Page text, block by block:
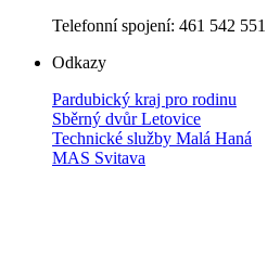
Telefonní spojení: 461 542 551
Odkazy
Pardubický kraj pro rodinu
Sběrný dvůr Letovice
Technické služby Malá Haná
MAS Svitava